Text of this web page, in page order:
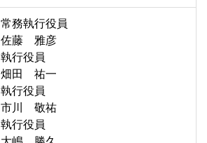
常務執行役員
佐藤 雅彦
執行役員
畑田 祐一
執行役員
市川 敬祐
執行役員